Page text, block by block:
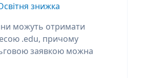
знижка
можуть отримати
.edu, причому
заявкою можна